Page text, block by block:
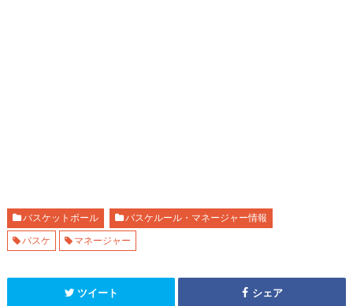
バスケットボール
バスケルール・マネージャー情報
バスケ
マネージャー
ツイート シェア